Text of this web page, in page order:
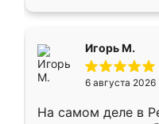
Игорь М.
6 августа 2026
На самом деле в